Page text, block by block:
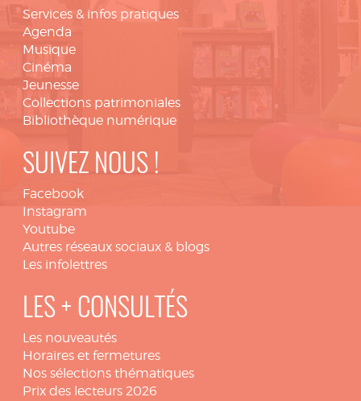
Services & infos pratiques
Agenda
Musique
Cinéma
Jeunesse
Collections patrimoniales
Bibliothèque numérique
SUIVEZ NOUS !
Facebook
Instagram
Youtube
Autres réseaux sociaux & blogs
Les infolettres
LES + CONSULTÉS
Les nouveautés
Horaires et fermetures
Nos sélections thématiques
Prix des lecteurs 2026